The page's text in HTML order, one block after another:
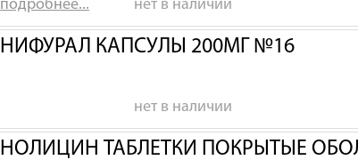
подробнее... нет в наличии
НИФУРАЛ КАПСУЛЫ 200МГ №16
нет в наличии
НОЛИЦИН ТАБЛЕТКИ ПОКРЫТЫЕ